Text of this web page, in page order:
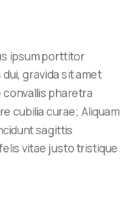
ipsum porttitor
gravida sit amet
pharetra
cubilia curae; Aliquam
sagittis
vitae justo tristique